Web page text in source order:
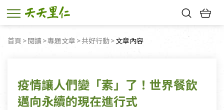
首頁 閱讀 專題文章 共好行動 目前頁面：
文章內容
疫情讓人們變「素」了！世界餐飲
邁向永續的現在進行式